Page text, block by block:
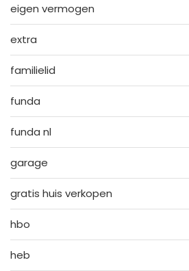
eigen vermogen
extra
familielid
funda
funda nl
garage
gratis huis verkopen
hbo
heb